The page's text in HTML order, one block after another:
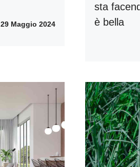
29 Maggio 2024
sta
è bella